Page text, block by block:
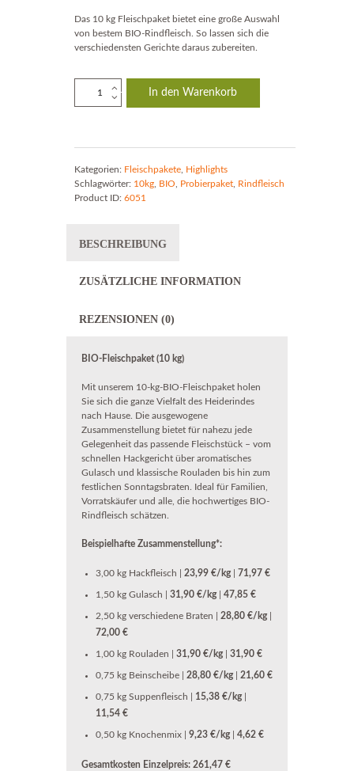
Das 10 kg Fleischpaket bietet eine große Auswahl
von bestem BIO-Rindfleisch. So lassen sich die
verschiedensten Gerichte daraus zubereiten.
Fleischpaket
In den Warenkorb
Kategorien: Fleischpakete, Highlights
Schlagwörter: 10kg, BIO Probierpaket, Rindfleisch
Product ID: 6051
BESCHREIBUNG
ZUSÄTZLICHE INFORMATION
REZENSIONEN (0)
BIO-Fleischpaket (10 kg)
Mit unserem 10-kg-BIO-Fleischpaket holen
Sie sich die ganze Vielfalt des Heiderindes
nach Hause. Die ausgewogene
Zusammenstellung bietet für nahezu jede
Gelegenheit das passende Fleischstück – vom
schnellen Hackgericht über aromatisches
Gulasch und klassische Rouladen bis hin zum
festlichen Sonntagsbraten. Ideal für Familien,
Vorratskäufer und alle, die hochwertiges BIO-
Rindfleisch schätzen.
Beispielhafte Zusammenstellung*:
3,00 kg Hackfleisch | 23,99 €/kg 71,97 €
1,50 kg Gulasch | 31,90 €/kg 47,85 €
2,50 kg verschiedene Braten | 28,80 €/kg
72,00 €
1,00 kg Rouladen | 31,90 €/kg 31,90 €
0,75 kg Beinscheibe | 28,80 €/kg 21,60 €
0,75 kg Suppenfleisch | 15,38 €/kg
11,54 €
0,50 kg Knochenmix | 9,23 €/kg 4,62 €
Gesamtkosten Einzelpreis: 261,47 €